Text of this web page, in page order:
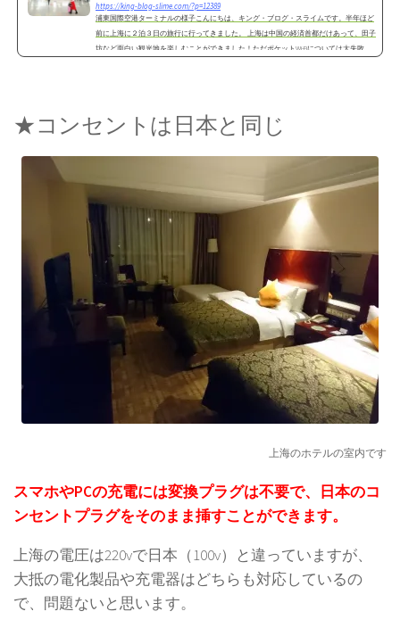
https://king-blog-slime.com/?p=12389
浦東国際空港ターミナルの様子こんにちは、キング・ブログ・スライムです。半年ほど
前に上海に２泊３日の旅行に行ってきました。 上海は中国の経済首都だけあって、田子
坊など面白い観光地を楽しむことができました！ただポケットWi-Fiについては大失敗。
★コンセントは日本と同じ
上海のホテルの室内です
スマホやPCの充電には変換プラグは不要で、日本のコ
ンセントプラグをそのまま挿すことができます。
上海の電圧は220vで日本（100v）と違っていますが、
大抵の電化製品や充電器はどちらも対応しているの
で、問題ないと思います。